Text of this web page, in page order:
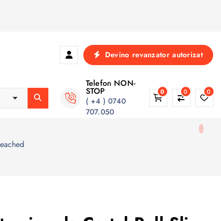
Devino revanzator autorizat
Telefon NON-
STOP
( +4 ) 0740
707.050
0 0 0